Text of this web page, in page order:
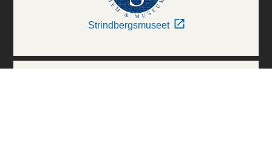
Strindbergsmuseet